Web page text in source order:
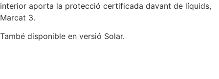
interior aporta la protecció certificada davant de líquids,
Marcat 3.
També disponible en versió Solar.